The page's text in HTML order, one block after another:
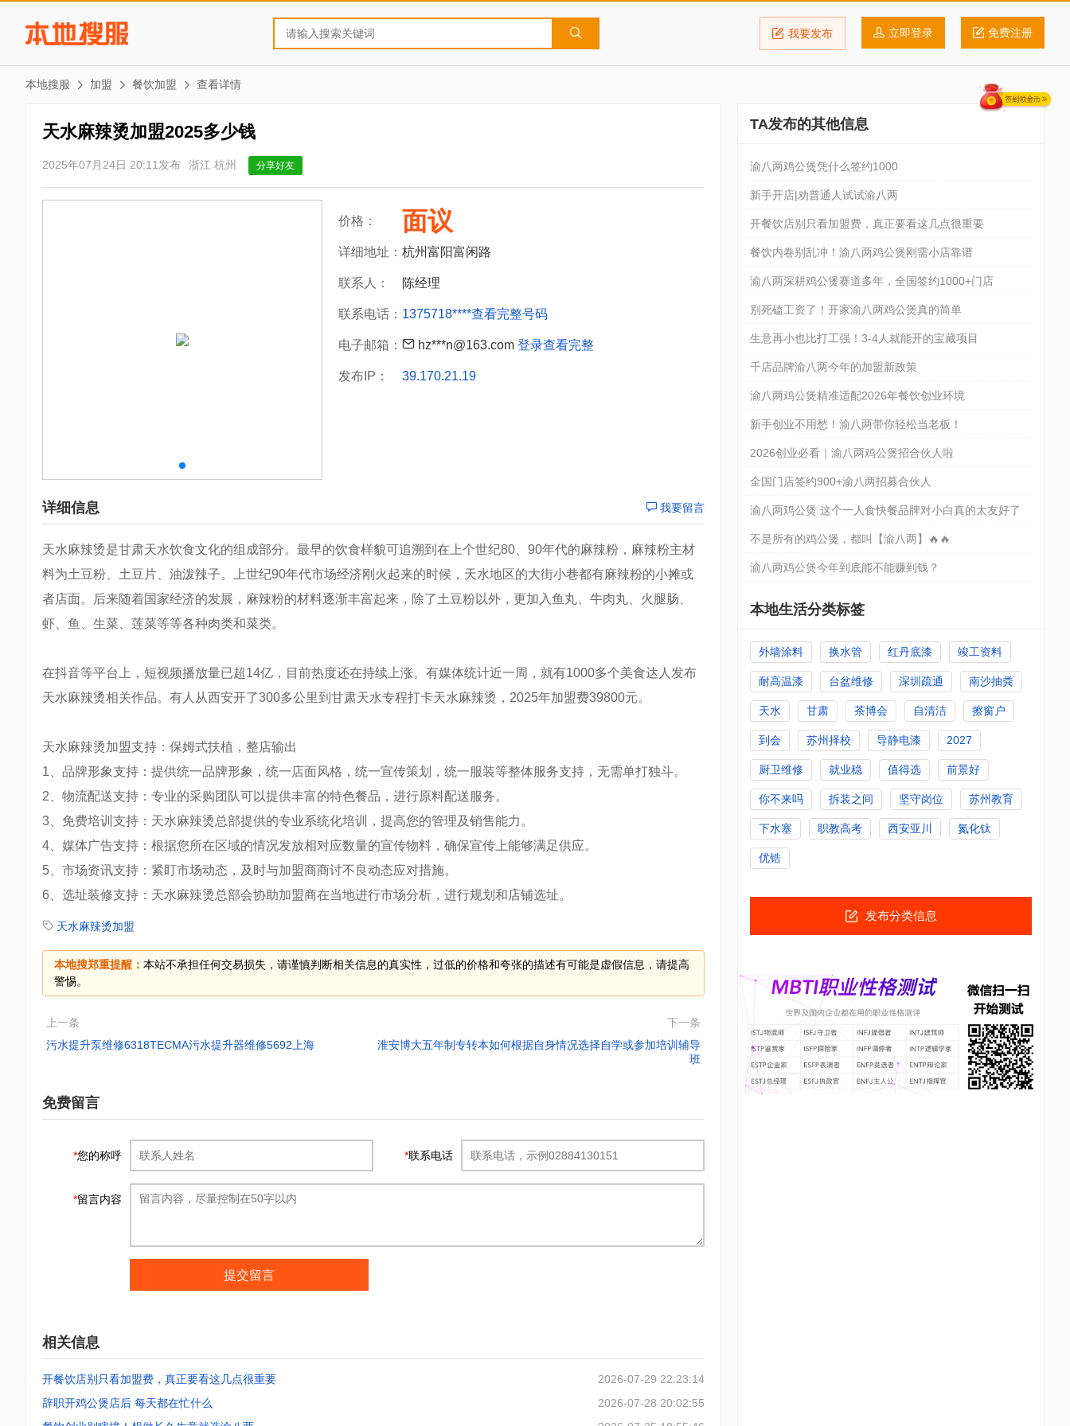
我要发布 立即登录 免费注册
本地搜服 加盟 餐饮加盟 查看详情
天水麻辣烫加盟2025多少钱
2025年07月24日 20:11发布 浙江 杭州 分享好友
价格： 面议
详细地址： 杭州富阳富闲路
联系人： 陈经理
联系电话： 1375718****查看完整号码
电子邮箱： hz***n@163.com 登录查看完整
发布IP： 39.170.21.19
详细信息 我要留言
天水麻辣烫是甘肃天水饮食文化的组成部分。最早的饮食样貌可追溯到在上个世纪80、90年代的麻辣粉，麻辣粉主材
料为土豆粉、土豆片、油泼辣子。上世纪90年代市场经济刚火起来的时候，天水地区的大街小巷都有麻辣粉的小摊或
者店面。后来随着国家经济的发展，麻辣粉的材料逐渐丰富起来，除了土豆粉以外，更加入鱼丸、牛肉丸、火腿肠、
虾、鱼、生菜、莲菜等等各种肉类和菜类。
在抖音等平台上，短视频播放量已超14亿，目前热度还在持续上涨。有媒体统计近一周，就有1000多个美食达人发布
天水麻辣烫相关作品。有人从西安开了300多公里到甘肃天水专程打卡天水麻辣烫，2025年加盟费39800元。
天水麻辣烫加盟支持：保姆式扶植，整店输出
1、品牌形象支持：提供统一品牌形象，统一店面风格，统一宣传策划，统一服装等整体服务支持，无需单打独斗。
2、物流配送支持：专业的采购团队可以提供丰富的特色餐品，进行原料配送服务。
3、免费培训支持：天水麻辣烫总部提供的专业系统化培训，提高您的管理及销售能力。
4、媒体广告支持：根据您所在区域的情况发放相对应数量的宣传物料，确保宣传上能够满足供应。
5、市场资讯支持：紧盯市场动态，及时与加盟商商讨不良动态应对措施。
6、选址装修支持：天水麻辣烫总部会协助加盟商在当地进行市场分析，进行规划和店铺选址。
天水麻辣烫加盟
本地搜郑重提醒： 本站不承担任何交易损失，请谨慎判断相关信息的真实性，过低的价格和夸张的描述有可能是虚假信息，请提高
警惕。
上一条
污水提升泵维修6318TECMA污水提升器维修5692上海
下一条
淮安博大五年制专转本如何根据自身情况选择自学或参加培训辅导
班
免费留言
*您的称呼 *联系电话
*留言内容
提交留言
相关信息
开餐饮店别只看加盟费，真正要看这几点很重要
2026-07-29 22:23:14
辞职开鸡公煲店后 每天都在忙什么
2026-07-28 20:02:55
TA发布的其他信息
渝八两鸡公煲凭什么签约1000
新手开店|劝普通人试试渝八两
开餐饮店别只看加盟费，真正要看这几点很重要
餐饮内卷别乱冲！渝八两鸡公煲刚需小店靠谱
渝八两深耕鸡公煲赛道多年，全国签约1000+门店
别死磕工资了！开家渝八两鸡公煲真的简单
生意再小也比打工强！3-4人就能开的宝藏项目
千店品牌渝八两今年的加盟新政策
渝八两鸡公煲精准适配2026年餐饮创业环境
新手创业不用愁！渝八两带你轻松当老板！
2026创业必看｜渝八两鸡公煲招合伙人啦
全国门店签约900+渝八两招募合伙人
渝八两鸡公煲 这个一人食快餐品牌对小白真的太友好了
不是所有的鸡公煲，都叫【渝八两】🔥🔥
渝八两鸡公煲今年到底能不能赚到钱？
本地生活分类标签
外墙涂料 换水管 红丹底漆 竣工资料
耐高温漆 台盆维修 深圳疏通 南沙抽粪
天水 甘肃 茶博会 自清洁 擦窗户
到会 苏州择校 导静电漆 2027
厨卫维修 就业稳 值得选 前景好
你不来吗 拆装之间 坚守岗位 苏州教育
下水塞 职教高考 西安亚川 氮化钛
优锆
发布分类信息